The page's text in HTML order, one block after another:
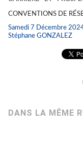
CONVENTIONS DE
Samedi 7 Décembre
Stéphane GONZALEZ
DANS LA MÊME